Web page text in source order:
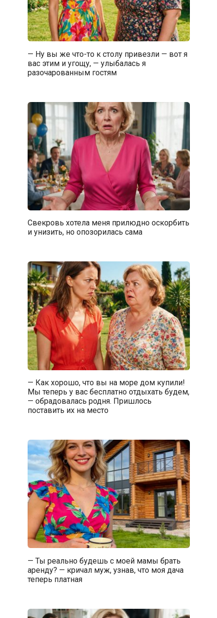
— Ну вы же что-то к столу привезли — вот я
вас этим и угощу, — улыбалась я
разочарованным гостям
Свекровь хотела меня прилюдно оскорбить
и унизить, но опозорилась сама
— Как хорошо, что вы на море дом купили!
Мы теперь у вас бесплатно отдыхать будем,
— обрадовалась родня. Пришлось
поставить их на место
— Ты реально будешь с моей мамы брать
аренду? — кричал муж, узнав, что моя дача
теперь платная